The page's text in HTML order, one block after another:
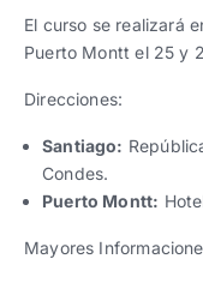
El curso se realizará
Puerto Montt el 25 y
Direcciones:
Santiago:
Condes.
Puerto Montt:
Mayores